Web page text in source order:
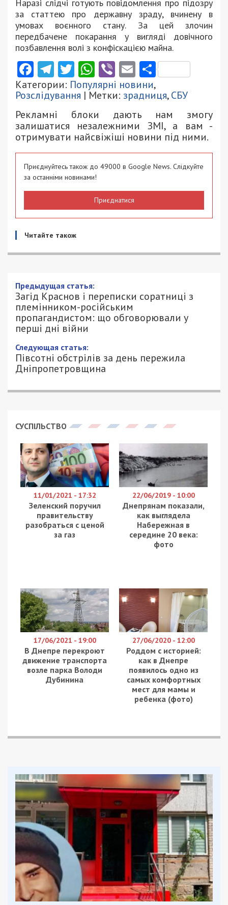
Наразі слідчі готують повідомлення про підозру
за статтею про державну зраду, вчинену в
умовах воєнного стану. За цей злочин
передбачене покарання у вигляді довічного
позбавлення волі з конфіскацією майна.
Facebook
Telegram
Twitter
WhatsApp
ViberEmail
Категории: Популярні новини,
Розслідування | Метки: зрадниця,СБУ
Рекламні блоки дають нам змогу
залишатися незалежними ЗМІ, а вам -
отримувати найсвіжіші новини під ними.
Приєднуйтесь також до 49000 в Google News. Слідкуйте
за останніми новинами!
Приєднатися
Читайте також
Предыдущая статья:
Загід Краснов і переписки соратниці з
племінником-російським
пропагандистом: що обговорювали у
перші дні війни
Следующая статья:
Півсотні обстрілів за день пережила
Дніпропетровщина
СУСПІЛЬСТВО
11/01/2021 - 17:32
Зеленский поручил
правительству
разобраться с ценой
за газ
22/06/2019 - 10:00
Днепрянам показали,
как выглядела
Набережная в
середине 20 века:
фото
17/06/2021 - 19:00
В Днепре перекроют
движение транспорта
возле парка Володи
Дубинина
27/06/2020 - 12:00
Роддом с историей:
как в Днепре
появилось одно из
самых комфортных
мест для мамы и
ребенка (фото)